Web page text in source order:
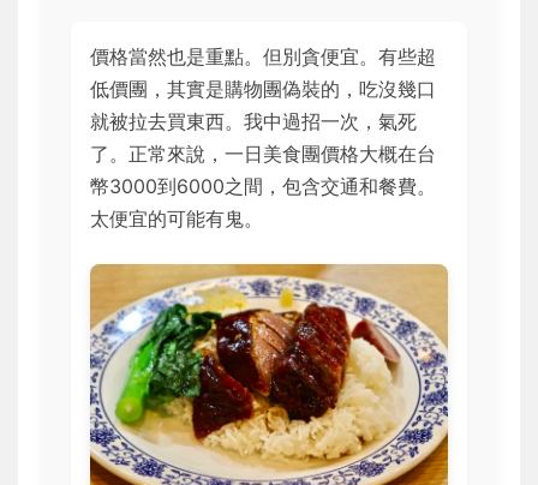
價格當然也是重點。但別貪便宜。有些超
低價團，其實是購物團偽裝的，吃沒幾口
就被拉去買東西。我中過招一次，氣死
了。正常來說，一日美食團價格大概在台
幣3000到6000之間，包含交通和餐費。
太便宜的可能有鬼。